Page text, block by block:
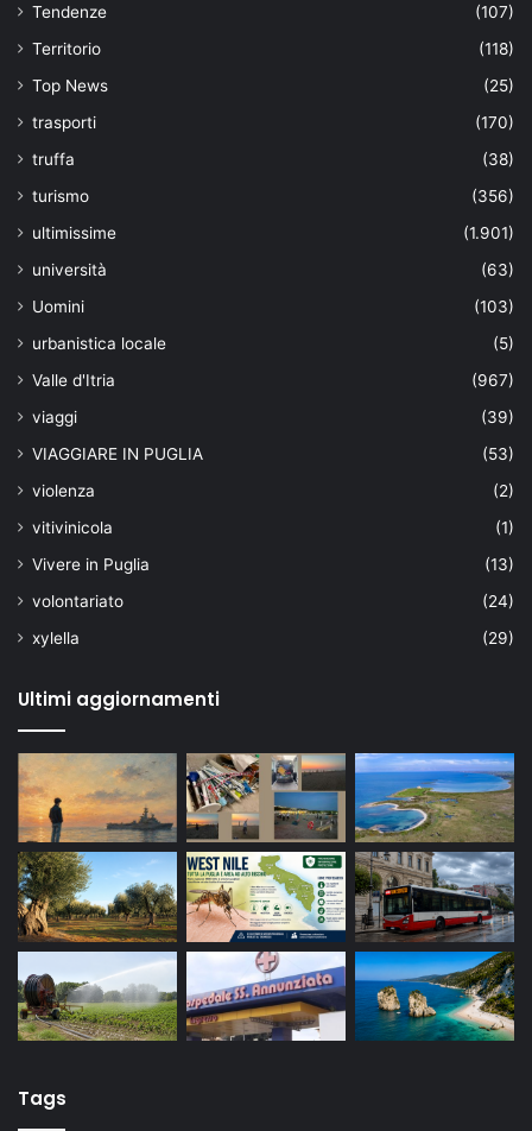
Tendenze
(107)
Territorio
(118)
Top News
(25)
trasporti
(170)
truffa
(38)
turismo
(356)
ultimissime
(1.901)
università
(63)
Uomini
(103)
urbanistica locale
(5)
Valle d'Itria
(967)
viaggi
(39)
VIAGGIARE IN PUGLIA
(53)
violenza
(2)
vitivinicola
(1)
Vivere in Puglia
(13)
volontariato
(24)
xylella
(29)
Ultimi aggiornamenti
Tags